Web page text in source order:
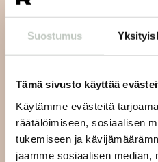
Suostumus
Tämä sivusto käyttää
Käytämme evästeitä
räätälöimiseen, sosiaalisen
tukemiseen ja
jaamme sosiaalisen median,